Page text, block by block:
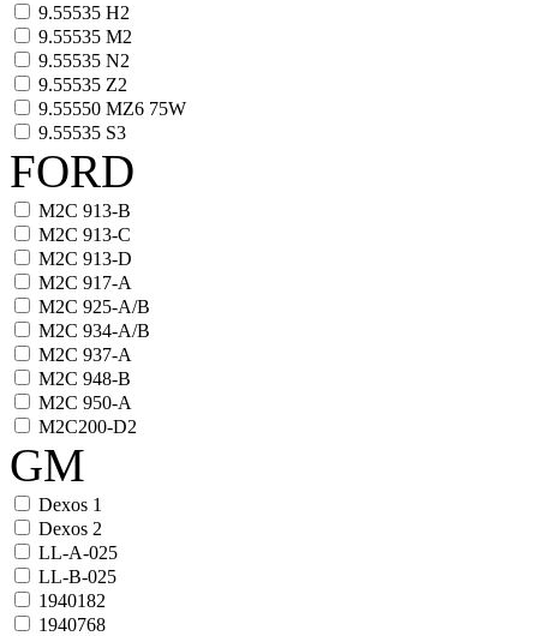
9.55535 H2
9.55535 M2
9.55535 N2
9.55535 Z2
9.55550 MZ6 75W
9.55535 S3
FORD
M2C 913-B
M2C 913-C
M2C 913-D
M2C 917-A
M2C 925-A/B
M2C 934-A/B
M2C 937-A
M2C 948-B
M2C 950-A
M2C200-D2
GM
Dexos 1
Dexos 2
LL-A-025
LL-B-025
1940182
1940768